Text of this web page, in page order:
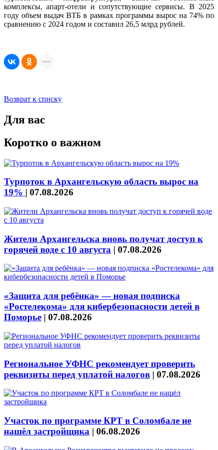
комплексы, апарт-отели и сопутствующие сервисы. В 2025
году объем выдач ВТБ в рамках программы вырос на 74% по
сравнению с 2024 годом и составил 26,5 млрд рублей.
Возврат к списку
Для вас
Коротко о важном
Турпоток в Архангельскую область вырос на
19% | 07.08.2026
Жители Архангельска вновь получат доступ к
горячей воде с 10 августа | 07.08.2026
«Защита для ребёнка» — новая подписка
«Ростелекома» для кибербезопасности детей в
Поморье | 07.08.2026
Региональное УФНС рекомендует проверить
реквизиты перед уплатой налогов | 07.08.2026
Участок по программе КРТ в Соломбале не
нашёл застройщика | 06.08.2026